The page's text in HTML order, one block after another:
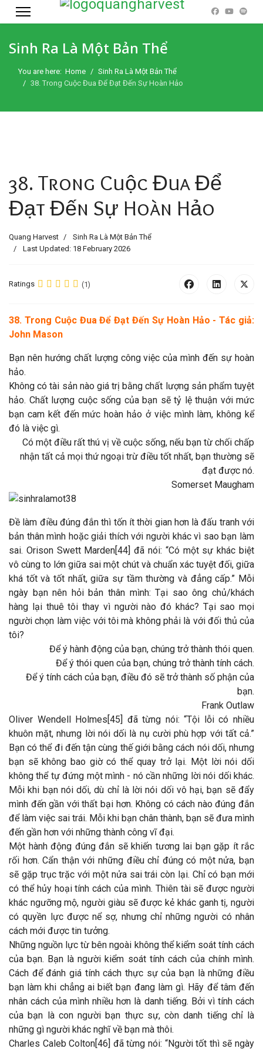
Sinh Ra Là Một Bản Thể
You are here: Home
Sinh Ra Là Một Bản Thể
38. Trong Cuộc Đua Để Đạt Đến Sự Hoàn Hảo
38. Trong Cuộc Đua Để
Đạt Đến Sự Hoàn Hảo
Quang Harvest
Sinh Ra Là Một Bản Thể
Last Updated: 18 February 2026
Ratings (1)
38. Trong Cuộc Đua Để Đạt Đến Sự Hoàn Hảo - Tác giả:
John Mason
Bạn nên hướng chất lượng công việc của mình đến sự hoàn
hảo.
Không có tài sản nào giá trị bằng chất lượng sản phẩm tuyệt
hảo. Chất lượng cuộc sống của bạn sẽ tỷ lệ thuận với mức
bạn cam kết đến mức hoàn hảo ở việc mình làm, không kể
đó là việc gì.
Có một điều rất thú vị về cuộc sống, nếu bạn từ chối chấp
nhận tất cả mọi thứ ngoại trừ điều tốt nhất, bạn thường sẽ
đạt được nó.
Somerset Maugham
Đề làm điều đúng đắn thì tốn ít thời gian hơn là đấu tranh với
bản thân mình hoặc giải thích với người khác vì sao bạn làm
sai. Orison Swett Marden[44] đã nói: “Có một sự khác biệt
vô cùng to lớn giữa sai một chút và chuẩn xác tuyệt đối, giữa
khá tốt và tốt nhất, giữa sự tầm thường và đẳng cấp.” Mỗi
ngày bạn nên hỏi bản thân mình: Tại sao ông chủ/khách
hàng lại thuê tôi thay vì người nào đó khác? Tại sao mọi
người chọn làm việc với tôi mà không phải là với đối thủ của
tôi?
Để ý hành động của bạn, chúng trở thành thói quen.
Để ý thói quen của bạn, chúng trở thành tính cách.
Để ý tính cách của bạn, điều đó sẽ trở thành số phận của
bạn.
Frank Outlaw
Oliver Wendell Holmes[45] đã từng nói: “Tội lỗi có nhiều
khuôn mặt, nhưng lời nói dối là nụ cười phù hợp với tất cả.”
Bạn có thể đi đến tận cùng thế giới bằng cách nói dối, nhưng
bạn sẽ không bao giờ có thể quay trở lại. Một lời nói dối
không thể tự đứng một mình - nó cần những lời nói dối khác.
Mỗi khi bạn nói dối, dù chỉ là lời nói dối vô hại, bạn sẽ đẩy
mình đến gần với thất bại hơn. Không có cách nào đúng đắn
để làm việc sai trái. Mỗi khi bạn chân thành, bạn sẽ đưa mình
đến gần hơn với những thành công vĩ đại.
Một hành động đúng đắn sẽ khiến tương lai bạn gặp ít rắc
rối hơn. Cẩn thận với những điều chỉ đúng có một nửa, bạn
sẽ gặp trục trặc với một nửa sai trái còn lại. Chỉ có bạn mới
có thể hủy hoại tính cách của mình. Thiên tài sẽ được người
khác ngưỡng mộ, người giàu sẽ được kẻ khác ganh tị, người
có quyền lực được nể sợ, nhưng chỉ những người có nhân
cách mới được tin tưởng.
Những nguồn lực từ bên ngoài không thể kiểm soát tính cách
của bạn. Bạn là người kiểm soát tính cách của chính mình.
Cách để đánh giá tính cách thực sự của bạn là những điều
bạn làm khi chẳng ai biết bạn đang làm gì. Hãy để tâm đến
nhân cách của mình nhiều hơn là danh tiếng. Bởi vì tính cách
của bạn là con người bạn thực sự, còn danh tiếng chỉ là
những gì người khác nghĩ về bạn mà thôi.
Charles Caleb Colton[46] đã từng nói: “Người tốt thì sẽ ngày